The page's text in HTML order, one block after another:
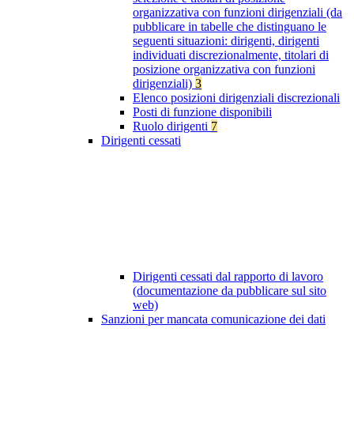
organizzativa con funzioni dirigenziali (da
pubblicare in tabelle che distinguano le
seguenti situazioni: dirigenti, dirigenti
individuati discrezionalmente, titolari di
posizione organizzativa con funzioni
dirigenziali) 3
Elenco posizioni dirigenziali discrezionali
Posti di funzione disponibili
Ruolo dirigenti 7
Dirigenti cessati
Dirigenti cessati dal rapporto di lavoro
(documentazione da pubblicare sul sito
web)
Sanzioni per mancata comunicazione dei dati